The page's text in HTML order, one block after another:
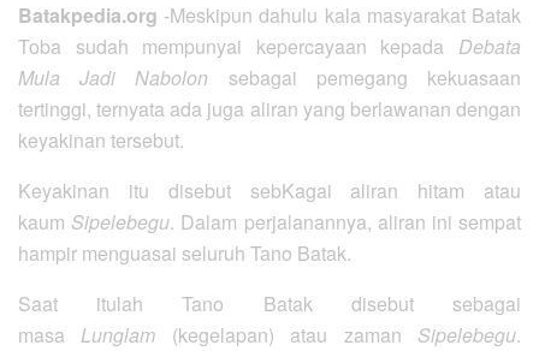
Batakpedia.org -Meskipun dahulu kala masyarakat Batak
Toba sudah mempunyai kepercayaan kepada Debata
Mula Jadi Nabolon sebagai pemegang kekuasaan
tertinggi, ternyata ada juga aliran yang berlawanan dengan
keyakinan tersebut.
Keyakinan itu disebut sebKagai aliran hitam atau
kaum Sipelebegu. Dalam perjalanannya, aliran ini sempat
hampir menguasai seluruh Tano Batak.
Saat itulah Tano Batak disebut sebagai
masaLunglam (kegelapan) atau zaman Sipelebegu.